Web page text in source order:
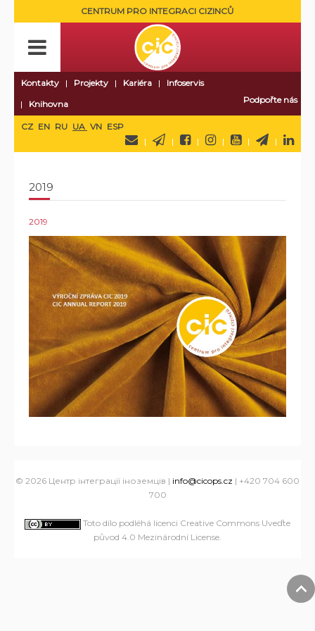
CENTRUM PRO INTEGRACI CIZINCŮ
Kontakty Projekty Kariéra
Infoservis
Knihovna
Podpořte nás
CZ EN RU UA VN ESP
2019
2019
© 2026 Центр інтеграції іноземців | info@cicops.cz | +420 704 600
700
Toto dílo podléhá licenci Creative Commons Uveďte
původ 4.0 Mezinárodní License.